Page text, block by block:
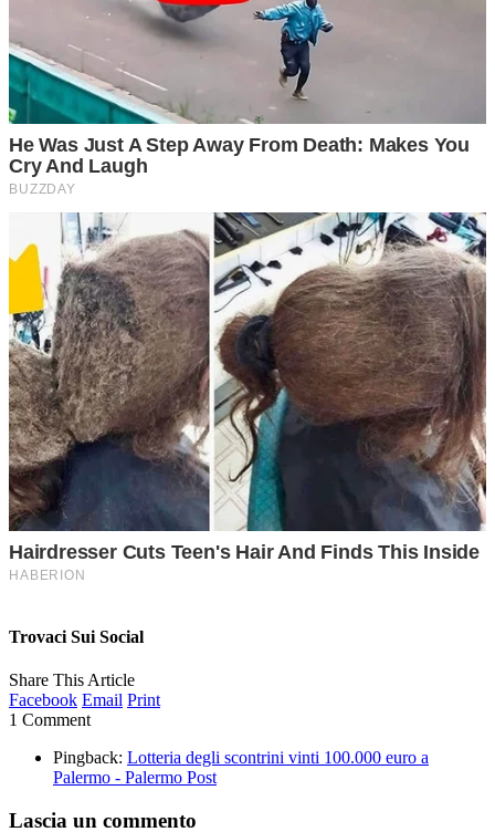
Trovaci Sui Social
Share This Article
Facebook Email Print
1 Comment
Pingback: Lotteria degli scontrini vinti 100.000 euro a
Palermo - Palermo Post
Lascia un commento